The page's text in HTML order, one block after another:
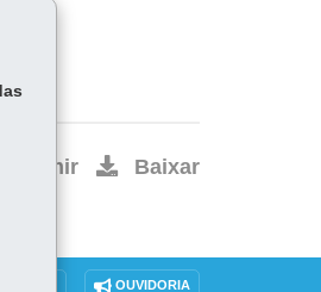
Imprimir Baixar
OUVIDORIA